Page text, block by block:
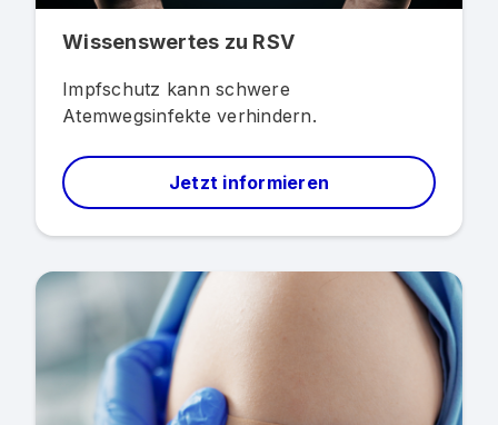
Wissenswertes zu RSV
Impfschutz kann schwere
Atemwegsinfekte verhindern.
Jetzt informieren